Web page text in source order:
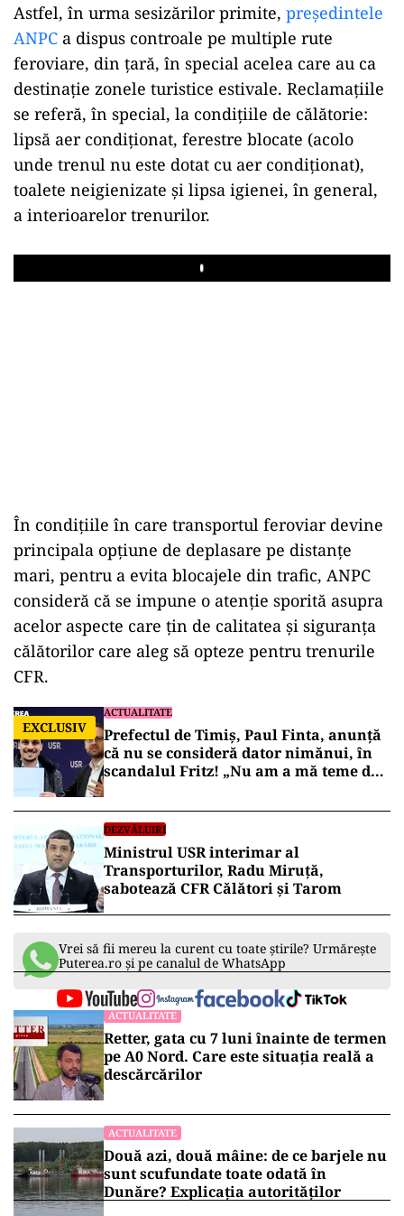
Astfel, în urma sesizărilor primite, preşedintele
ANPC a dispus controale pe multiple rute
feroviare, din ţară, în special acelea care au ca
destinaţie zonele turistice estivale. Reclamaţiile
se referă, în special, la condiţiile de călătorie:
lipsă aer condiţionat, ferestre blocate (acolo
unde trenul nu este dotat cu aer condiţionat),
toalete neigienizate şi lipsa igienei, în general,
a interioarelor trenurilor.
Play
În condiţiile în care transportul feroviar devine
principala opţiune de deplasare pe distanţe
mari, pentru a evita blocajele din trafic, ANPC
consideră că se impune o atenţie sporită asupra
acelor aspecte care ţin de calitatea şi siguranţa
călătorilor care aleg să opteze pentru trenurile
CFR.
EXCLUSIV
ACTUALITATE
Prefectul de Timiș, Paul Finta, anunță
că nu se consideră dator nimănui, în
scandalul Fritz! „Nu am a mă teme de
DEZVĂLUIRI
Ministrul USR interimar al
Transporturilor, Radu Miruță,
sabotează CFR Călători și Tarom
Vrei să fii mereu la curent cu toate știrile? Urmărește
Puterea.ro și pe canalul de WhatsApp
ACTUALITATE
Retter, gata cu 7 luni înainte de termen
pe A0 Nord. Care este situația reală a
descărcărilor
ACTUALITATE
Două azi, două mâine: de ce barjele nu
sunt scufundate toate odată în
Dunăre? Explicația autorităților